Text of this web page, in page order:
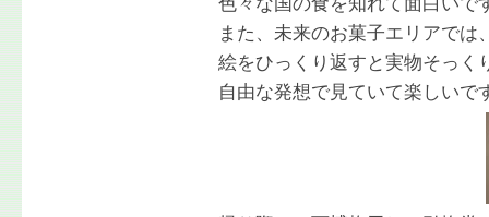
また、未来のお菓子エリアで
絵をひっくり返すと実物そっく
自由な発想で見ていて楽しいで